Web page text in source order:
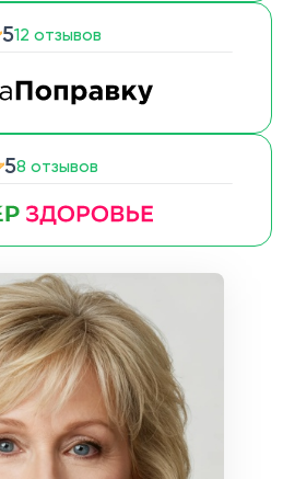
512 отзывов
58 отзывов